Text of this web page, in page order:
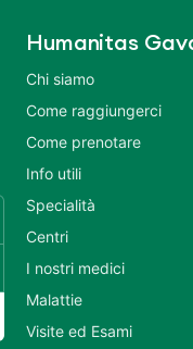
Humanitas
Chi siamo
Come raggiungerci
Come prenotare
Info utili
Specialità
Centri
I nostri medici
Malattie
Visite ed Esami